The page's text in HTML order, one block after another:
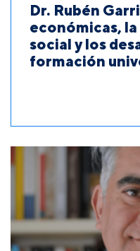
Dr. Rubén
económicas,
social y los
formación